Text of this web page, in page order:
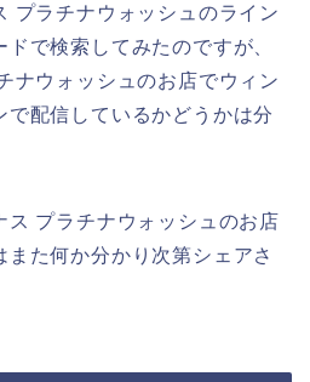
プラチナウォッシュのライン
で検索してみたのですが、
ナウォッシュのお店でウィン
で配信しているかどうかは分
ス プラチナウォッシュのお店
た何か分かり次第シェアさ